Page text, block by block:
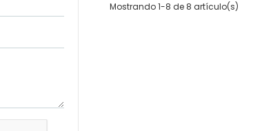
Mostrando 1-8 de 8 artículo(s)